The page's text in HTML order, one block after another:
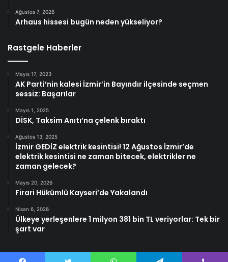
Ağustos 7, 2026
Arhaus hissesi bugün neden yükseliyor?
Rastgele Haberler
Mayıs 17, 2023
AK Parti’nin kalesi İzmir’in Bayındır ilçesinde seçmen
sessiz: Başarılar
Mayıs 1, 2025
DİSK, Taksim Anıtı’na çelenk bıraktı
Ağustos 13, 2025
İzmir GEDİZ elektrik kesintisi! 12 Ağustos İzmir’de
elektrik kesintisi ne zaman bitecek, elektrikler ne
zaman gelecek?
Mayıs 20, 2026
Firari Hükümlü Kayseri’de Yakalandı
Nisan 6, 2026
Ülkeye yerleşenlere 1 milyon 381 bin TL veriyorlar: Tek bir
şart var